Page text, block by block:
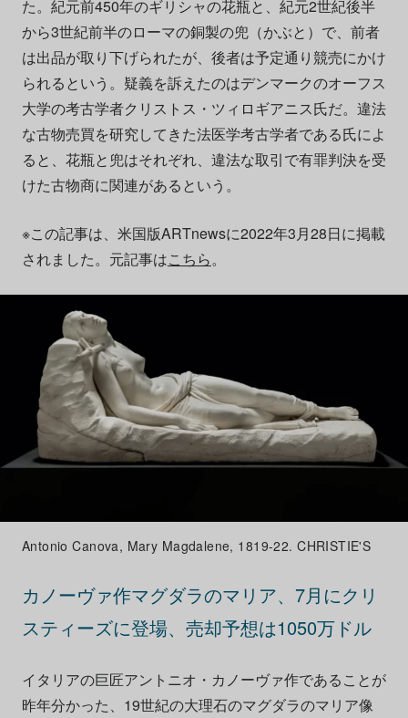
た。紀元前450年のギリシャの花瓶と、紀元2世紀後半
から3世紀前半のローマの銅製の兜（かぶと）で、前者
は出品が取り下げられたが、後者は予定通り競売にかけ
られるという。疑義を訴えたのはデンマークのオーフス
大学の考古学者クリストス・ツィロギアニス氏だ。違法
な古物売買を研究してきた法医学考古学者である氏によ
ると、花瓶と兜はそれぞれ、違法な取引で有罪判決を受
けた古物商に関連があるという。
※この記事は、米国版ARTnewsに2022年3月28日に掲載
されました。元記事はこちら。
Antonio Canova, Mary Magdalene, 1819-22. CHRISTIE'S
カノーヴァ作マグダラのマリア、7月にクリ
スティーズに登場、売却予想は1050万ドル
イタリアの巨匠アントニオ・カノーヴァ作であることが
昨年分かった、19世紀の大理石のマグダラのマリア像